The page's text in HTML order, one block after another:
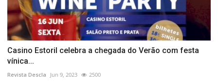
Casino Estoril celebra a chegada do Verão com festa
vínica...
Revista Descla Jun 9, 2023 2500